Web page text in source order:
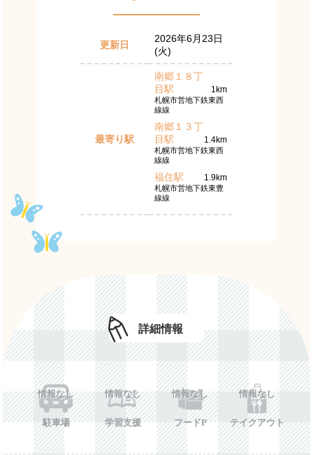
更新日
2026年6月23日
(火)
最寄り駅
南郷１８丁
目駅
1km
札幌市営地下鉄東西
線線
南郷１３丁
目駅
1.4km
札幌市営地下鉄東西
線線
福住駅 1.9km
札幌市営地下鉄東豊
線線
詳細情報
情報なし
駐車場
情報なし
学習支援
情報なし
フードP
情報なし
テイクアウト